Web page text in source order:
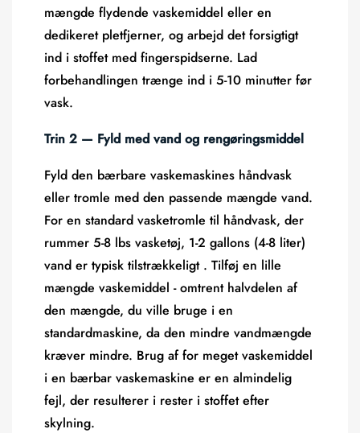
mængde flydende vaskemiddel eller en
dedikeret pletfjerner, og arbejd det forsigtigt
ind i stoffet med fingerspidserne. Lad
forbehandlingen trænge ind i 5-10 minutter før
vask.
Trin 2 — Fyld med vand og rengøringsmiddel
Fyld den bærbare vaskemaskines håndvask
eller tromle med den passende mængde vand.
For en standard vasketromle til håndvask, der
rummer 5-8 lbs vasketøj, 1-2 gallons (4-8 liter)
vand er typisk tilstrækkeligt . Tilføj en lille
mængde vaskemiddel - omtrent halvdelen af ​​
den mængde, du ville bruge i en
standardmaskine, da den mindre vandmængde
kræver mindre. Brug af for meget vaskemiddel
i en bærbar vaskemaskine er en almindelig
fejl, der resulterer i rester i stoffet efter
skylning.